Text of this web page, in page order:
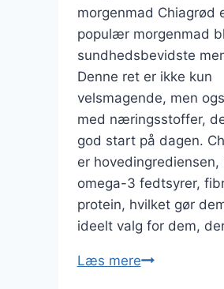
morgenmad Chiagrød
populær morgenmad
sundhedsbevidste
Denne ret er ikke kun
velsmagende, men
med næringsstoffer,
god start på dagen.
er hovedingrediensen,
omega-3 fedtsyrer,
protein, hvilket gør
ideelt valg for dem,
Læs mereChiagrød